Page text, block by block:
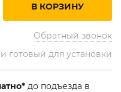
Обратный звонок
В КОРЗИНУ
готовый для установки
до подъезда в